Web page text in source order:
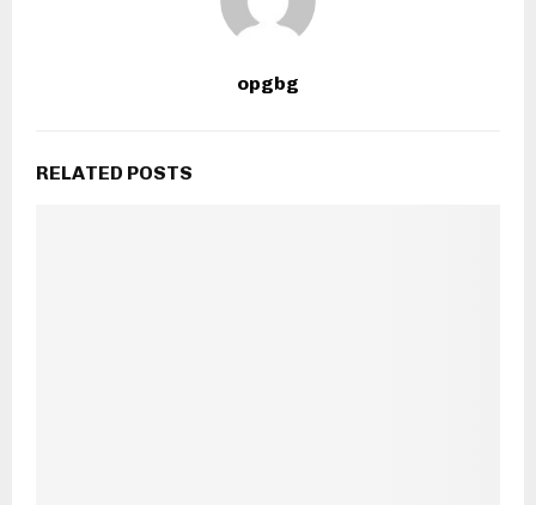
opgbg
RELATED POSTS